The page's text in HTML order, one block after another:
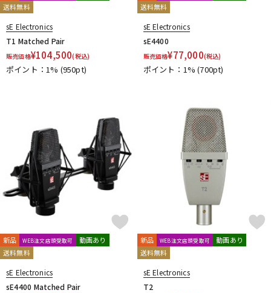
送料無料
sE Electronics
T1 Matched Pair
販売価格¥104,500(税込)
ポイント：1% (950pt)
送料無料
sE Electronics
sE4400
販売価格¥77,000(税込)
ポイント：1%(700pt)
新品 WEB注文店頭受取可
動画あり
送料無料
sE Electronics
sE4400 Matched Pair
新品 WEB注文店頭受取可
動画あり
送料無料
sE Electronics
T2